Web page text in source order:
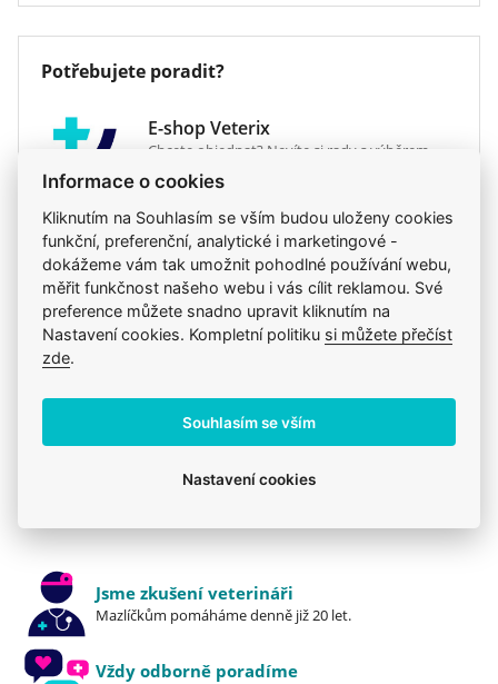
přísnými kontrolami kvality.
Program výživy Digestive Care je dostupný jako
křupavé granule a chutné paštiky v kapsičce. Obě
jsou nutričně kompletní a dokonale se doplňují.
Proč nevyzkoušet paštiku jako doplněk granulí?
Výsledkem používání krmiva ROYAL CANIN®
Digestive Care Mini je zlepšení kvality stolice v 92 %
případů. Důkaz toho, že trávicí soustava funguje
správně. Výsledky krmiva jsou tak prokázaným
úspěchem.
Potřebujete poradit?
E-shop Veterix
Chcete objednat? Nevíte si rady s výběrem
krmiva?
777 319 517 (Po–Pá, 8–15h)
eshop@veterix.cz
Produkt také v těchto kategoriích
Royal Canin - Běžné krmivo
Krmiva
Mého psa trápí
Pro dospělé
Granule Royal Canin
Jsme zkušení veterináři
Mazlíčkům pomáháme denně již 20 let.
Vždy odborně poradíme
Informace o cookies
Kliknutím na Souhlasím se vším budou uloženy cookies
funkční, preferenční, analytické i marketingové -
dokážeme vám tak umožnit pohodlné používání webu,
měřit funkčnost našeho webu i vás cílit reklamou. Své
preference můžete snadno upravit kliknutím na
Nastavení cookies. Kompletní politiku si můžete přečíst
zde.
Souhlasím se vším
Nastavení cookies